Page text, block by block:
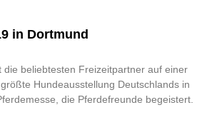
in Dortmund
die beliebtesten Freizeitpartner auf einer
Hundeausstellung Deutschlands in
die Pferdefreunde begeistert.